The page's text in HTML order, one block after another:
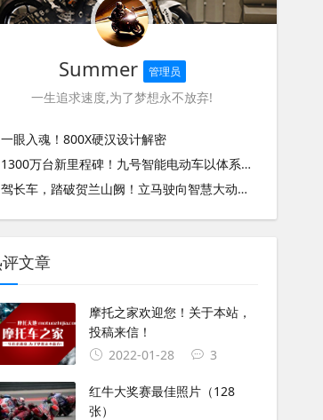
Summer 管理员
一生追求速度,为了梦想永不放弃!
一眼入魂！800X硬汉设计解密
1300万台新里程碑！九号智能电动车以体系能力扩大领先优势
驾长车，踏破贺兰山阙！立马驶向智慧大动力新时代！
文章
摩托之家欢迎您！关于本站，
投稿来信！
2022-01-28
3
红牛大奖赛最佳照片（128
张）